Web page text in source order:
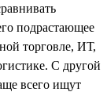
подрастающее
торговле, ИТ,
С другой
всего ищут